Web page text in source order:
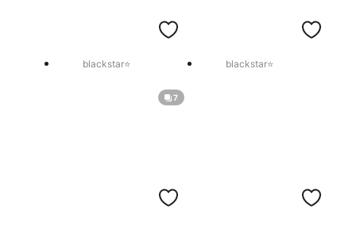
blackstar⭐ blackstar⭐
7